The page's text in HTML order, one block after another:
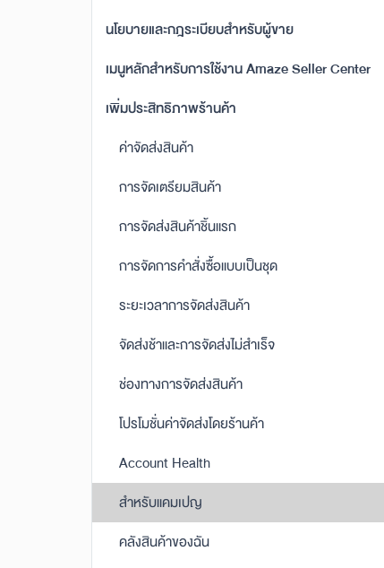
นโยบายและกฎระเบียบสำหรับผู้ขาย
เมนูหลักสำหรับการใช้งาน Amaze Seller Center
เพิ่มประสิทธิภาพร้านค้า
ค่าจัดส่งสินค้า
การจัดเตรียมสินค้า
การจัดส่งสินค้าชิ้นแรก
การจัดการคำสั่งซื้อแบบเป็นชุด
ระยะเวลาการจัดส่งสินค้า
จัดส่งช้าและการจัดส่งไม่สำเร็จ
ช่องทางการจัดส่งสินค้า
โปรโมชั่นค่าจัดส่งโดยร้านค้า
Account Health
สำหรับแคมเปญ
คลังสินค้าของฉัน